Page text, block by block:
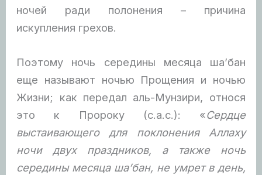
ночей ради полонения – причина
искупления грехов.
Поэтому ночь середины месяца ша’бан
еще называют ночью Прощения и ночью
Жизни; как передал аль-Мунзири, относя
это к Пророку (с.а.с.): «Сердце
выстаивающего для поклонения Аллаху
ночи двух праздников, а также ночь
середины месяца ша’бан, не умрет в день,